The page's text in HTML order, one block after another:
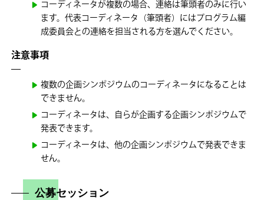
コーディネータが複数の場合、連絡は筆頭者のみに行い
ます。代表コーディネータ（筆頭者）にはプログラム編
成委員会との連絡を担当される方を選んでください。
注意事項
複数の企画シンポジウムのコーディネータになることは
できません。
コーディネータは、自らが企画する企画シンポジウムで
発表できます。
コーディネータは、他の企画シンポジウムで発表できま
せん。
公募セッション